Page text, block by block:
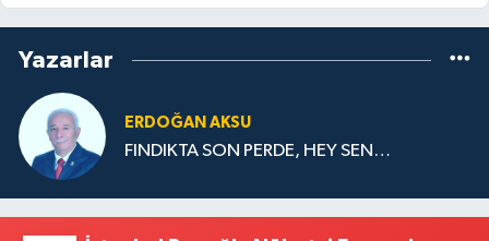
Yazarlar
ERDOĞAN AKSU
FINDIKTA SON PERDE, HEY SEN…